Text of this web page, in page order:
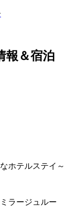
報＆宿泊
ホテルステイ～
ラージュルー